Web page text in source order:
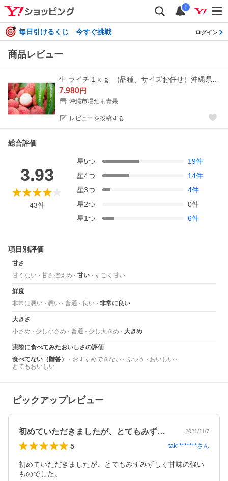
i
毎日引けるくじ 今すぐ挑戦 ログイン
商品レビュー
7,980円
沖縄市場たま青果
レビューを投稿する
総合評価
3.93
43件
星5つ 19件
星4つ 14件
星3つ 4件
星2つ 0件
星1つ 6件
項目別評価
甘さ
甘くない
甘さ控えめ 甘い すごく甘い
鮮度
非常に悪い
悪い 普通 良い 非常に良い
大きさ
小さめ
少し小さめ 普通 少し大きめ 大きめ
実際に食べてみたおいしさの評価
食べてない（贈答）
おすすめできない ふつう
おいしい
とてもおいしい
ピックアップレビュー
初めていただきましたが、とてもみずみず… 2021/11/7
5 tak********さん
初めていただきましたが、とてもみずみずしく甘味の強い
ものでした。